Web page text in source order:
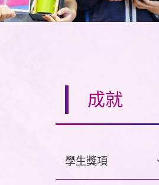
成就
學生獎項